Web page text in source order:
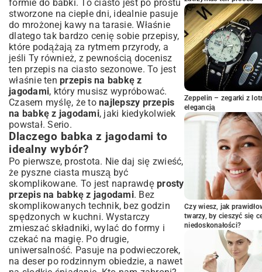
sprawdzone triki cukierników
Jakie jagody wybrać i jak je przygotować?
Zastępniki i modyfikacje – babka na różne
okazje
Idealne dodatki i sposoby serwowania
babki z jagodami
Lukier, polewa czy posypka – czym
udekorować babkę?
Z czym najlepiej smakuje babka z
jagodami?
Często zadawane pytania o babkę z
jagodami
Jak długo przechowywać babkę z
jagodami?
Czy można zamrozić babkę z jagodami?
Podsumowanie: Smak lata, który
pokochasz na nowo
formie do babki. To ciasto jest po prostu
stworzone na ciepłe dni, idealnie pasuje
do mrożonej kawy na tarasie. Właśnie
dlatego tak bardzo cenię sobie przepisy,
które podążają za rytmem przyrody, a
jeśli Ty również, z pewnością docenisz
ten przepis na ciasto sezonowe. To jest
właśnie ten przepis na babkę z
jagodami, który musisz wypróbować.
Czasem myślę, że to najlepszy przepis
na babkę z jagodami, jaki kiedykolwiek
powstał. Serio.
Dlaczego babka z jagodami to
idealny wybór?
Po pierwsze, prostota. Nie daj się zwieść,
że pyszne ciasta muszą być
skomplikowane. To jest naprawdę prosty
przepis na babkę z jagodami. Bez
skomplikowanych technik, bez godzin
spędzonych w kuchni. Wystarczy
zmieszać składniki, wylać do formy i
czekać na magię. Po drugie,
uniwersalność. Pasuje na podwieczorek,
na deser po rodzinnym obiedzie, a nawet
Zeppelin – zegarki z
elegancją
Czy wiesz, jak
twarzy, by cieszyć się
niedoskonałości?